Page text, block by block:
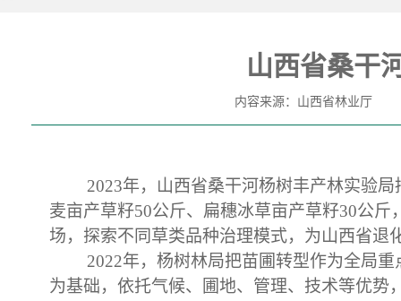
山西省桑干
内容来源：山西省林业厅
2023年，山西省桑干河杨树丰产林实验
麦亩产草籽50公斤、扁穗冰草亩产草籽30公
场，探索不同草类品种治理模式，为山西省退
2022年，杨树林局把苗圃转型作为全局
为基础，依托气候、圃地、管理、技术等优